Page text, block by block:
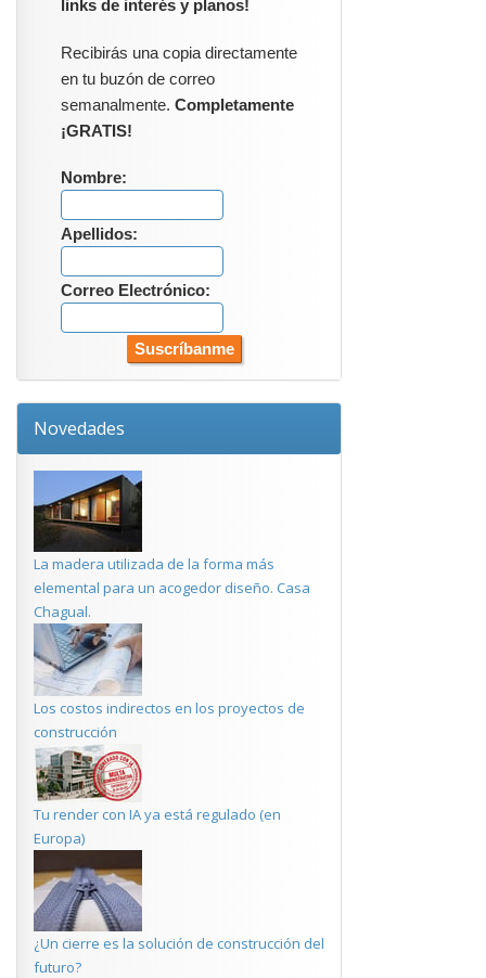
links de interés y planos!
Recibirás una copia directamente
en tu buzón de correo
semanalmente. Completamente
¡GRATIS!
Nombre:
Apellidos:
Correo Electrónico:
Novedades
La madera utilizada de la forma más
elemental para un acogedor diseño. Casa
Chagual.
Los costos indirectos en los proyectos de
construcción
Tu render con IA ya está regulado (en
Europa)
¿Un cierre es la solución de construcción del
futuro?